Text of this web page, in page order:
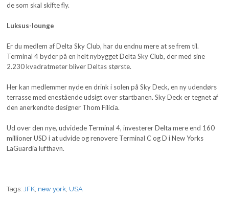
de som skal skifte fly.
Luksus-lounge
Er du medlem af Delta Sky Club, har du endnu mere at se frem til.
Terminal 4 byder på en helt nybygget Delta Sky Club, der med sine
2.230 kvadratmeter bliver Deltas største.
Her kan medlemmer nyde en drink i solen på Sky Deck, en ny udendørs
terrasse med enestående udsigt over startbanen. Sky Deck er tegnet af
den anerkendte designer Thom Filicia.
Ud over den nye, udvidede Terminal 4, investerer Delta mere end 160
millioner USD i at udvide og renovere Terminal C og D i New Yorks
LaGuardia lufthavn.
Tags:JFK, new york, USA